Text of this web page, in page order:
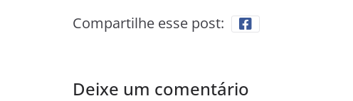
Compartilhe esse post:
Deixe um comentário